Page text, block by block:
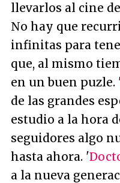
llevarlos al cine
No hay que
infinitas para
que, al mismo
en un buen puzle.
de las grandes
estudio a la hora
seguidores algo
hasta ahora. '
a la nueva